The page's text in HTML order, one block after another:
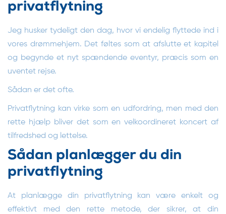
privatflytning
Jeg husker tydeligt den dag, hvor vi endelig flyttede ind i
vores drømmehjem. Det føltes som at afslutte et kapitel
og begynde et nyt spændende eventyr, præcis som en
uventet rejse.
Sådan er det ofte.
Privatflytning kan virke som en udfordring, men med den
rette hjælp bliver det som en velkoordineret koncert af
tilfredshed og lettelse.
Sådan planlægger du din
privatflytning
At planlægge din privatflytning kan være enkelt og
effektivt med den rette metode, der sikrer, at din